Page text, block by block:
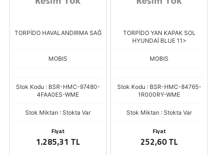
TORPİDO HAVALANDIRMA SAĞ
MOBIS
Stok Kodu : BSR-HMC-97480-
4FAA0ES-WME
Stok Miktarı : Stokta Var
Fiyat
1.285,31 TL
TORPİDO YAN KAPAK SOL
HYUNDAİ BLUE 11>
MOBIS
Stok Kodu : BSR-HMC-84765-
1R000RY-WME
Stok Miktarı : Stokta Var
Fiyat
252,60 TL